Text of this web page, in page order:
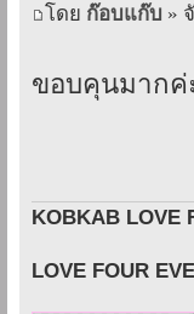
โดย ก๊อบแก๊บ »
ขอบคุนมากค่
KOBKAB LOVE
LOVE FOUR